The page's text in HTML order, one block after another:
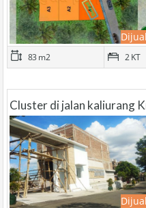
Dijual
83 m2 2 KT
Cluster di jalan kaliurang
Dijual